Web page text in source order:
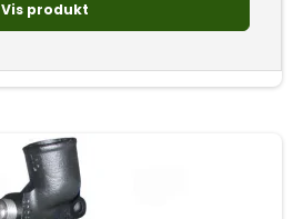
Vis produkt